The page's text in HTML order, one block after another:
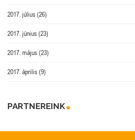
2017. július(26)
2017. június(23)
2017. május(23)
2017. április(9)
PARTNEREINK